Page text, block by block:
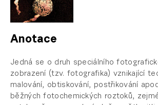
Anotace
Jedná se o druh speciálního
zobrazení (tzv. fotografika) vznikající
malování, obtiskování, postřikování
běžných fotochemických roztoků,